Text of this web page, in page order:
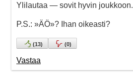
Ylilautaa — sovit hyvin joukkoon.
P.S.: »ÄÖ»? Ihan oikeasti?
(13) (0)
Vastaa